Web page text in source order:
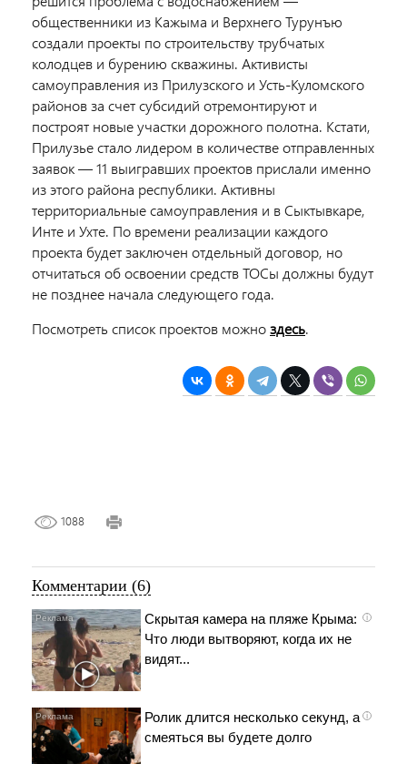
общественники из Кажыма и Верхнего Турунъю
создали проекты по строительству трубчатых
колодцев и бурению скважины. Активисты
самоуправления из Прилузского и Усть-Куломского
районов за счет субсидий отремонтируют и
построят новые участки дорожного полотна. Кстати,
Прилузье стало лидером в количестве отправленных
заявок — 11 выигравших проектов прислали именно
из этого района республики. Активны
территориальные самоуправления и в Сыктывкаре,
Инте и Ухте. По времени реализации каждого
проекта будет заключен отдельный договор, но
отчитаться об освоении средств ТОСы должны будут
не позднее начала следующего года.
Посмотреть список проектов можноздесь.
1088
Комментарии (6)
i
Скрытая камера на пляже Крыма:
Что люди вытворяют, когда их не
видят...
i
Ролик длится несколько секунд, а
смеяться вы будете долго